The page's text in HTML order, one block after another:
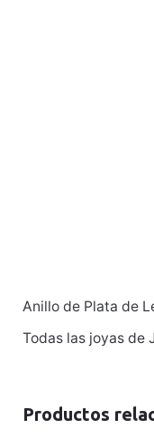
Anillo de Plata de
Todas las joyas de
Productos